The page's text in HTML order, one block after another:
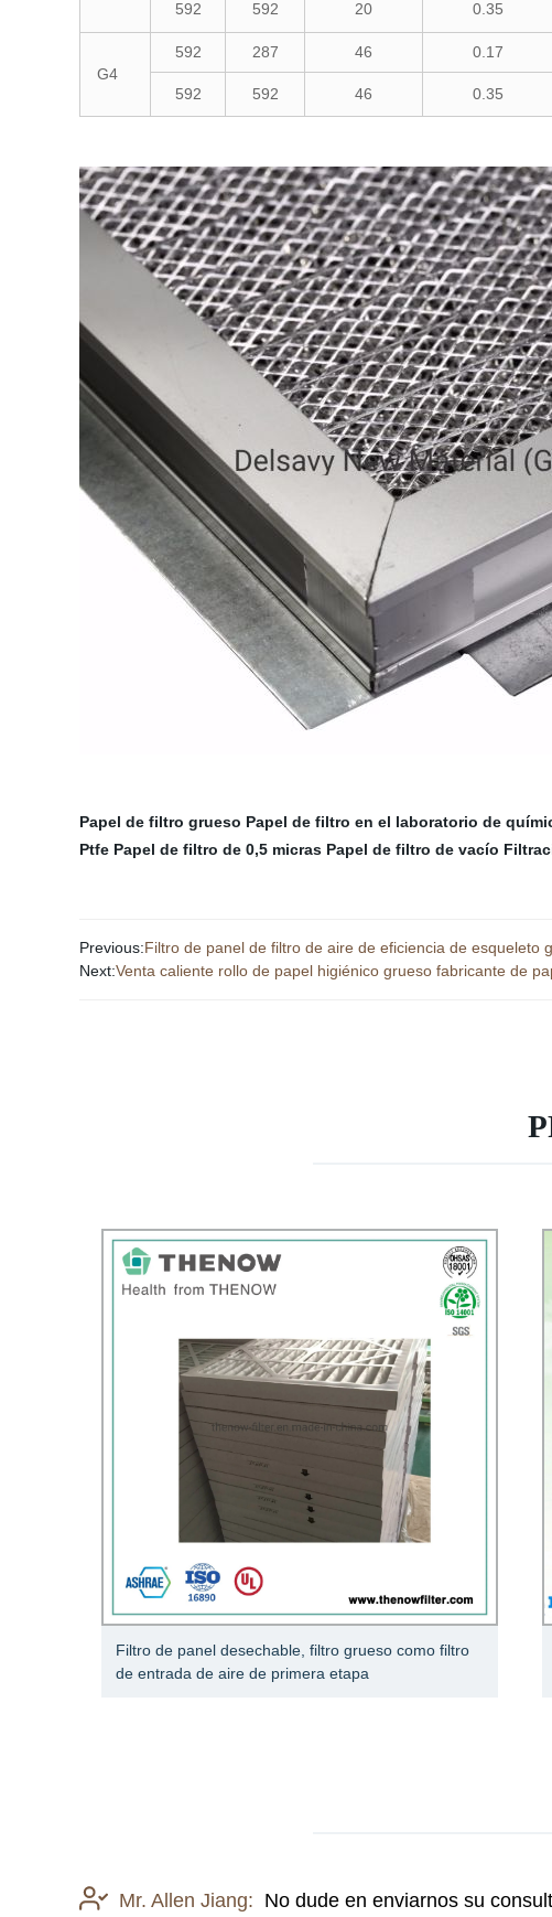
592 592 20 0.35
G4
592 287 46 0.17
592 592 46 0.35
Papel de filtro grueso Papel de filtro en el laboratorio de
Ptfe Papel de filtro de 0,5 micras Papel de filtro de vacío
Previous:Filtro de panel de filtro de aire de eficiencia de esqueleto
Next:Venta caliente rollo de papel higiénico grueso fabricante de
Filtro de panel desechable, filtro grueso como filtro
de entrada de aire de primera etapa
Mr. Allen Jiang: No dude en enviarnos su